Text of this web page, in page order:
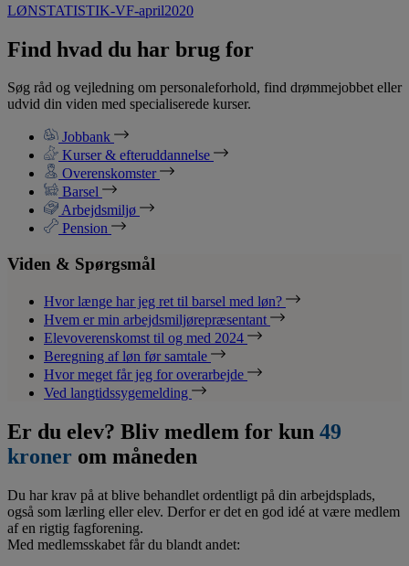
LØNSTATISTIK-VF-april2020
Find hvad du har brug for
Søg råd og vejledning om personaleforhold, find drømmejobbet eller
udvid din viden med specialiserede kurser.
Jobbank
Kurser & efteruddannelse
Overenskomster
Barsel
Arbejdsmiljø
Pension
Viden & Spørgsmål
Hvor længe har jeg ret til barsel med løn?
Hvem er min arbejdsmiljørepræsentant
Elevoverenskomst til og med 2024
Beregning af løn før samtale
Hvor meget får jeg for overarbejde
Ved langtidssygemelding
Er du elev? Bliv medlem for kun 49
kroner om måneden
Du har krav på at blive behandlet ordentligt på din arbejdsplads,
også som lærling eller elev. Derfor er det en god idé at være medlem
af en rigtig fagforening.
Med medlemsskabet får du blandt andet: